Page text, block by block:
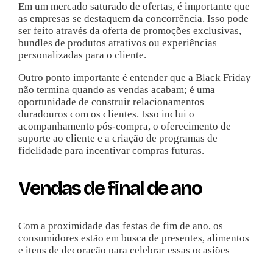
Em um mercado saturado de ofertas, é importante que
as empresas se destaquem da concorrência. Isso pode
ser feito através da oferta de promoções exclusivas,
bundles de produtos atrativos ou experiências
personalizadas para o cliente.
Outro ponto importante é entender que a Black Friday
não termina quando as vendas acabam; é uma
oportunidade de construir relacionamentos
duradouros com os clientes. Isso inclui o
acompanhamento pós-compra, o oferecimento de
suporte ao cliente e a criação de programas de
fidelidade para incentivar compras futuras.
Vendas de final de ano
Com a proximidade das festas de fim de ano, os
consumidores estão em busca de presentes, alimentos
e itens de decoração para celebrar essas ocasiões